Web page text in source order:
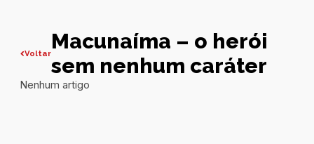
VoltarMacunaíma – o herói
sem nenhum caráter
Nenhum artigo